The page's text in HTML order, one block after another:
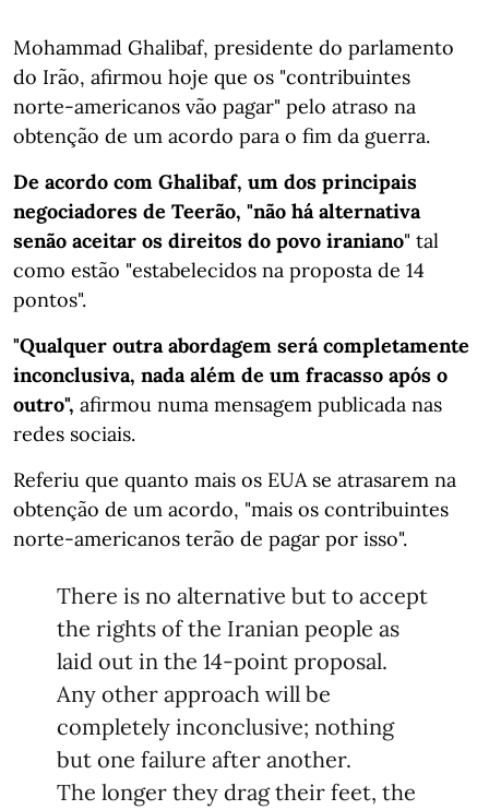
Mohammad Ghalibaf, presidente do parlamento
do Irão, afirmou hoje que os "contribuintes
norte-americanos vão pagar" pelo atraso na
obtenção de um acordo para o fim da guerra.
De acordo com Ghalibaf, um dos principais
negociadores de Teerão, "não há alternativa
senão aceitar os direitos do povo iraniano" tal
como estão "estabelecidos na proposta de 14
pontos".
"Qualquer outra abordagem será completamente
inconclusiva, nada além de um fracasso após o
outro", afirmou numa mensagem publicada nas
redes sociais.
Referiu que quanto mais os EUA se atrasarem na
obtenção de um acordo, "mais os contribuintes
norte-americanos terão de pagar por isso".
There is no alternative but to accept
the rights of the Iranian people as
laid out in the 14-point proposal.
Any other approach will be
completely inconclusive; nothing
but one failure after another.
The longer they drag their feet, the